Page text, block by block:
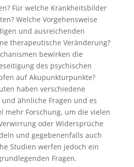
Für welche Krankheitsbilder
Welche Vorgehensweise
und ausreichenden
therapeutische Veränderung?
bewirken die
des psychischen
auf Akupunkturpunkte?
haben verschiedene
ähnliche Fragen und es
mehr Forschung, um die vielen
oder Widersprüche
und gegebenenfalls auch
Studien werfen jedoch ein
Fragen.